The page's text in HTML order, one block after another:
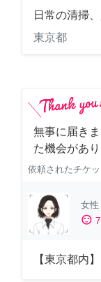
日常の清掃
東京都
無事に届き
た機会があ
依頼されたチケッ
女性
sentiment_satisfied 7
【東京都内